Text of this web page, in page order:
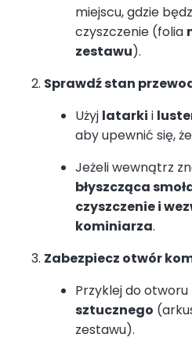
miejscu, gdzie
czyszczenie (folia
zestawu).
Sprawdź stan
Użyj latarki i
aby upewnić się,
Jeżeli wewnątrz
błyszcząca
czyszczenie i
kominiarza.
Zabezpiecz otwór
Przyklej do otworu
sztucznego
zestawu).